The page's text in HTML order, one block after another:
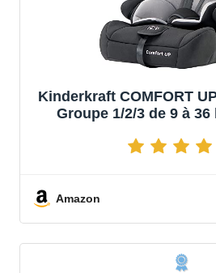
Kinderkraft COMFORT
Groupe 1/2/3 de 9 à
Harnais de sécurité 5
Amazon